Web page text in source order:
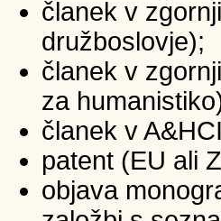
članek v
družboslovje);
članek v
za
članek v
patent (EU ali
objava